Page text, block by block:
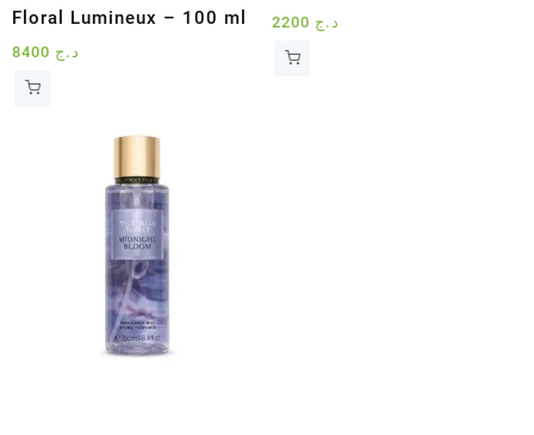
Floral Lumineux – 100 ml
د.ج
د.ج